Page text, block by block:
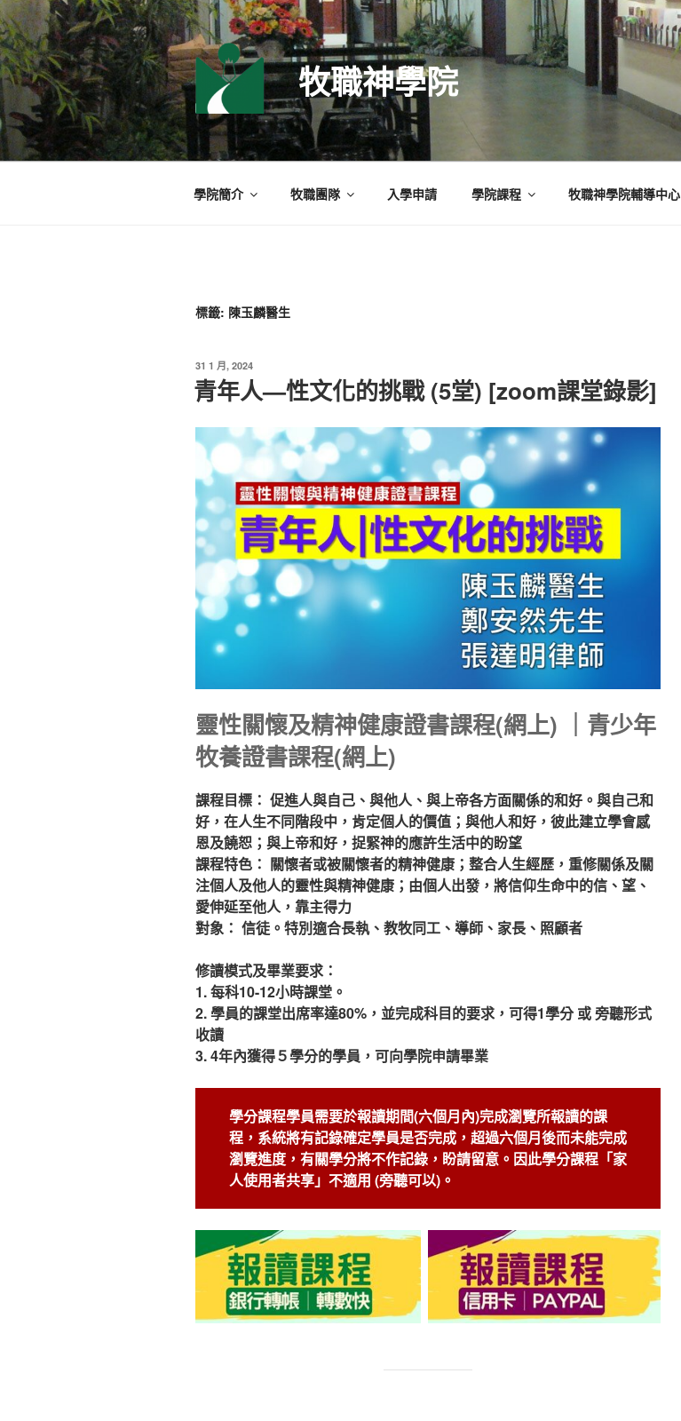
跳
至
主
要
內
容
牧職神學院
學院簡介 牧職團隊 入學申請 學院課程 牧職神學院輔導中心
標籤: 陳玉麟醫生
發
佈
於
31 1 月, 2024
青年人—性文化的挑戰 (5堂) [zoom課堂錄影]
靈性關懷及精神健康證書課程(網上) ｜青少年
牧養證書課程(網上)
課程目標： 促進人與自己、與他人、與上帝各方面關係的和好。與自己和
好，在人生不同階段中，肯定個人的價值；與他人和好，彼此建立學會感
恩及饒恕；與上帝和好，捉緊神的應許生活中的盼望
課程特色： 關懷者或被關懷者的精神健康；整合人生經歷，重修關係及關
注個人及他人的靈性與精神健康；由個人出發，將信仰生命中的信、望、
愛伸延至他人，靠主得力
對象： 信徒。特別適合長執、教牧同工、導師、家長、照顧者
修讀模式及畢業要求：
1. 每科10-12小時課堂。
2. 學員的課堂出席率達80%，並完成科目的要求，可得1學分 或 旁聽形式
收讀
3. 4年內獲得５學分的學員，可向學院申請畢業
學分課程學員需要於報讀期間(六個月內)完成瀏覽所報讀的課
程，系統將有記錄確定學員是否完成，超過六個月後而未能完成
瀏覽進度，有關學分將不作記錄，盼請留意。因此學分課程「家
人使用者共享」不適用 (旁聽可以)。